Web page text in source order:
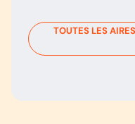
TOUTES LES